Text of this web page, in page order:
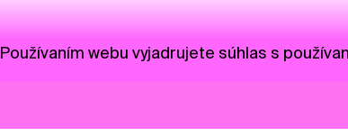
Používaním webu vyjadrujete súhlas s